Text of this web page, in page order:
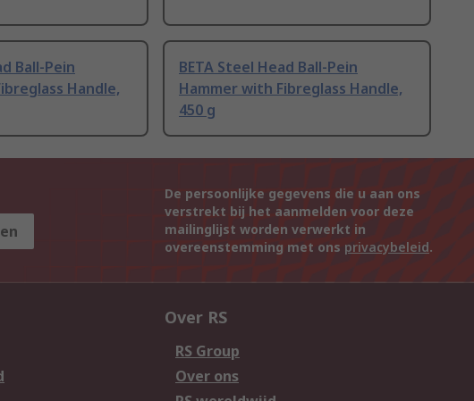
Ball-Pein
Handle,
BETA Steel Head Ball-Pein
Hammer with Fibreglass Handle,
450 g
De persoonlijke gegevens die u aan ons
verstrekt bij het aanmelden voor deze
mailinglijst worden verwerkt in
overeenstemming met ons privacybeleid.
Over RS
RS Group
Over ons